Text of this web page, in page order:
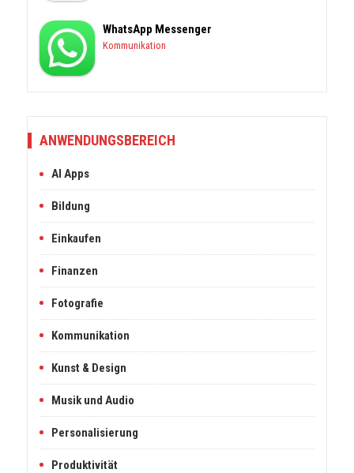
WhatsApp Messenger
Kommunikation
ANWENDUNGSBEREICH
AI Apps
Bildung
Einkaufen
Finanzen
Fotografie
Kommunikation
Kunst & Design
Musik und Audio
Personalisierung
Produktivität